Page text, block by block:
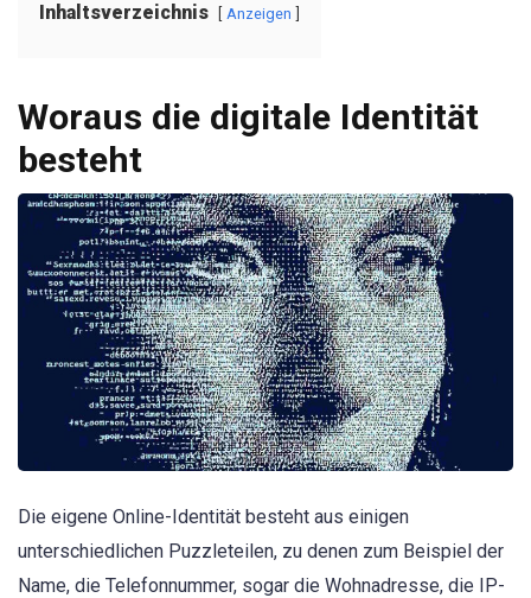
Inhaltsverzeichnis Anzeigen
Woraus die digitale Identität
besteht
Die eigene Online-Identität besteht aus einigen
unterschiedlichen Puzzleteilen, zu denen zum Beispiel der
Name, die Telefonnummer, sogar die Wohnadresse, die IP-